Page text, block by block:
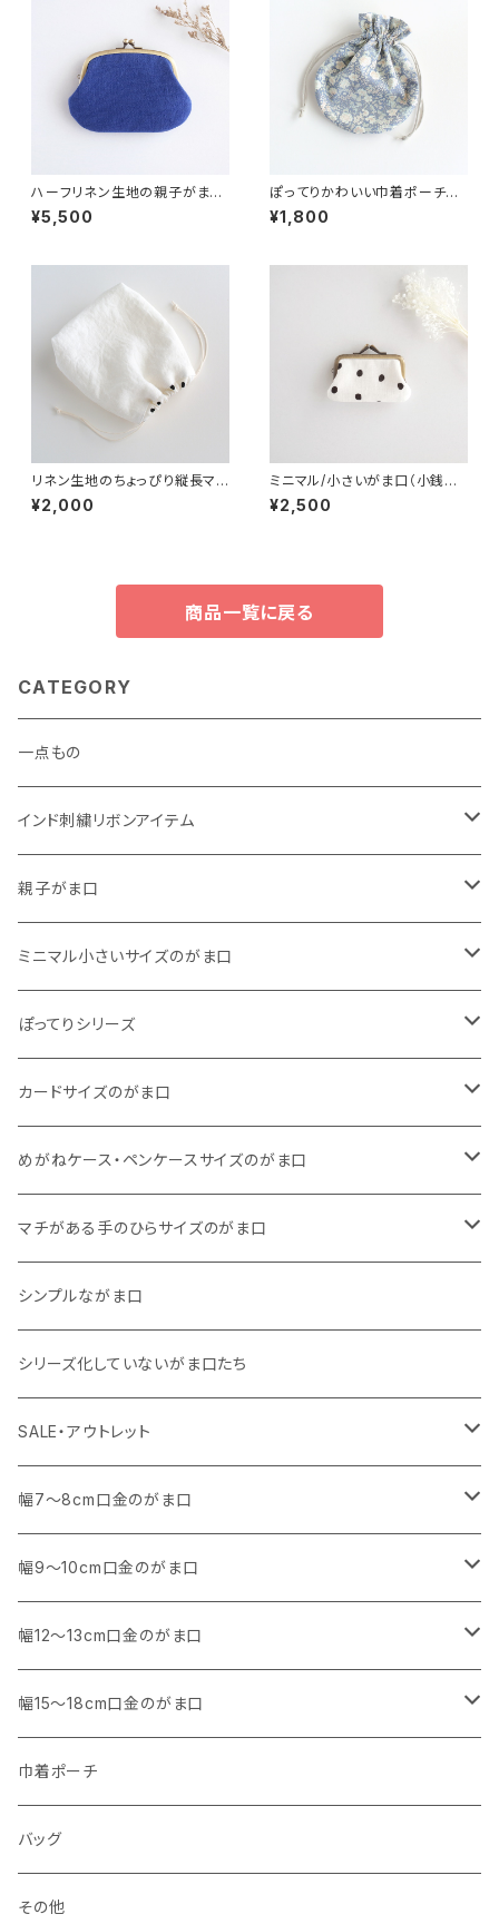
ハーフリネン生地の親子がま口
財布 ブルー
¥5,500
ぽってりかわいい巾着ポーチ
大人花柄ブルー
¥1,800
リネン生地のちょっぴり縦長マチ
のあるシンプルな巾着ポーチ
ドット柄
¥2,000
ミニマル/小さいがま口（小銭入
れ・財布）リネン ドット
¥2,500
商品一覧に戻る
CATEGORY
一点もの
インド刺繍リボンアイテム
がま口
巾着
親子がま口
・ ぷっくりタイプ
くったりコットンキャンバス
11号帆布
・ 四角いマチのたっぷりサイズ
くったりコットンキャンバス
11号帆布
・ 四角いマチのスリムコンパクトタイプ
くったりコットンキャンバス
11号帆布
・ マチなしスリムタイプ
くったりコットンキャンバス
リネン
ミニマル小さいサイズのがま口
・ くったりコットンキャンバス
・ リネン
・ 柄いろいろ
ぽってりシリーズ
・ がま口
・ 巾着ポーチ
カードサイズのがま口
・ くったりコットンキャンバス
・ 11号帆布
・ リネン
めがねケース・ペンケースサイズのがま口
・ くったりコットンキャンバス
・ 11号帆布
・ その他
マチがある手のひらサイズのがま口
・ 小さいサイズ
11号帆布
コットンキャンバス
・ 中くらいのサイズ
コットンキャンバス
シンプルながま口
シリーズ化していないがま口たち
SALE・アウトレット
SALE
アウトレット
幅7～8cm口金のがま口
・ 角型
マチなし
マチあり
・ くし形・丸型
マチなし
マチあり
幅9～10cm口金のがま口
・ 角型
マチなし
マチあり
・ くし形
マチなし
マチあり
幅12～13cm口金のがま口
・ 親子がま口 角型
マチなし
マチあり
・ 親子がま口 くし形
マチなし
マチあり
・ ポーチタイプ 角型
マチなし
・ ポーチタイプ くし形
幅15～18cm口金のがま口
・ 角型
マチなし
マチあり
・ くし形
マチなし
巾着ポーチ
バッグ
その他